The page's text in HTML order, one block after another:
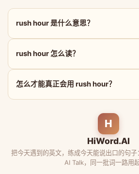
rush hour 是什么意思？
rush hour 怎么读？
怎么才能真正会用 rush hour？
H
HiWord.AI
把今天遇到的英文，练成今天能说出口的句
AI Talk，同一批词一路用起